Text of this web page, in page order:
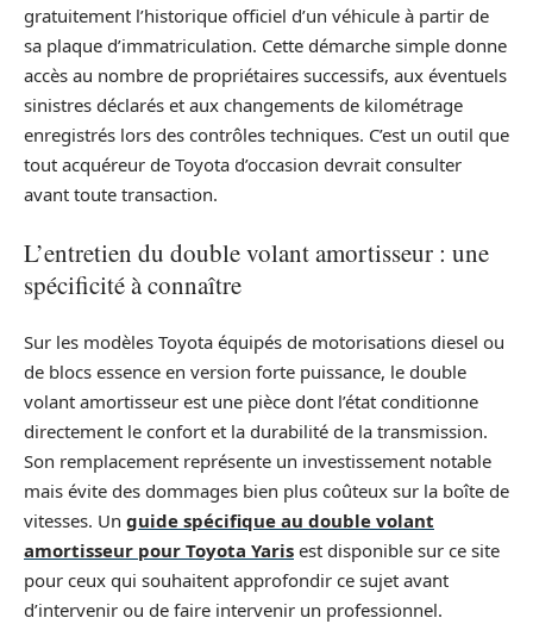
gratuitement l’historique officiel d’un véhicule à partir de
sa plaque d’immatriculation. Cette démarche simple donne
accès au nombre de propriétaires successifs, aux éventuels
sinistres déclarés et aux changements de kilométrage
enregistrés lors des contrôles techniques. C’est un outil que
tout acquéreur de Toyota d’occasion devrait consulter
avant toute transaction.
L’entretien du double volant amortisseur : une
spécificité à connaître
Sur les modèles Toyota équipés de motorisations diesel ou
de blocs essence en version forte puissance, le double
volant amortisseur est une pièce dont l’état conditionne
directement le confort et la durabilité de la transmission.
Son remplacement représente un investissement notable
mais évite des dommages bien plus coûteux sur la boîte de
vitesses. Un guide spécifique au double volant
amortisseur pour Toyota Yaris est disponible sur ce site
pour ceux qui souhaitent approfondir ce sujet avant
d’intervenir ou de faire intervenir un professionnel.